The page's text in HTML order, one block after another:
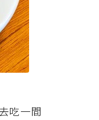
吃一間